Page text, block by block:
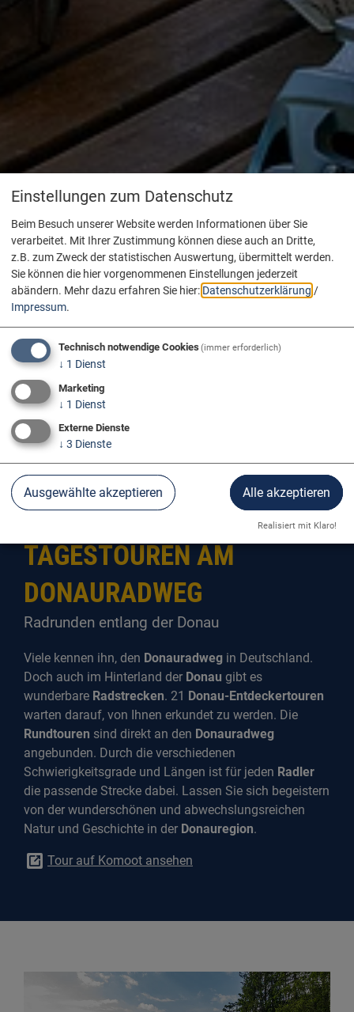
Tagestouren am Donauradweg
Der Donauradweg
TAGESTOUREN AM
DONAURADWEG
Radrunden entlang der Donau
Viele kennen ihn, den Donauradweg in Deutschland.
Doch auch im Hinterland der Donau gibt es
wunderbare Radstrecken. 21 Donau-Entdeckertouren
warten darauf, von Ihnen erkundet zu werden. Die
Rundtouren sind direkt an den Donauradweg
angebunden. Durch die verschiedenen
Schwierigkeitsgrade und Längen ist für jeden Radler
die passende Strecke dabei. Lassen Sie sich begeistern
von der wunderschönen und abwechslungsreichen
Natur und Geschichte in der Donauregion.
Tour auf Komoot ansehen
Einstellungen zum Datenschutz
Beim Besuch unserer Website werden Informationen über Sie
verarbeitet. Mit Ihrer Zustimmung können diese auch an Dritte,
z.B. zum Zweck der statistischen Auswertung, übermittelt werden.
Sie können die hier vorgenommenen Einstellungen jederzeit
abändern. Mehr dazu erfahren Sie hier: Datenschutzerklärung /
Impressum.
Technisch notwendige Cookies(immer erforderlich)
↓ 1 Dienst
Marketing
↓ 1 Dienst
Externe Dienste
↓ 3 Dienste
Ausgewählte akzeptieren Alle akzeptieren
Realisiert mit Klaro!